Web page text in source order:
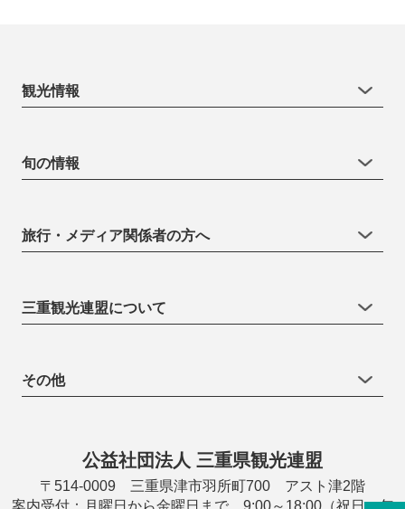
観光情報
旬の情報
旅行・メディア関係者の方へ
三重観光連盟について
その他
公益社団法人 三重県観光連盟
〒514-0009 三重県津市羽所町700 アスト津2階
案内受付：月曜日から金曜日まで 9:00～18:00（祝日・年